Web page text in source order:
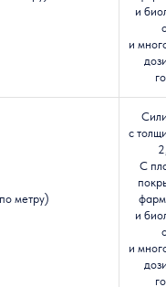
и
и
метру)
с
С
и
и